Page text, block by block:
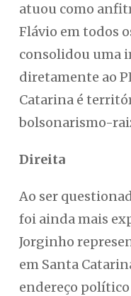
atuou como
Flávio em todos
consolidou uma
diretamente ao
Catarina é
bolsonarismo-
Direita
Ao ser
foi ainda mais
Jorginho
em Santa
endereço